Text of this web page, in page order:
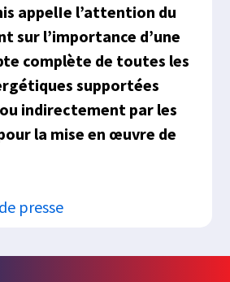
appelIe l’attention du
sur l’importance d’une
complète de toutes les
supportées
indirectement par les
la mise en œuvre de
presse